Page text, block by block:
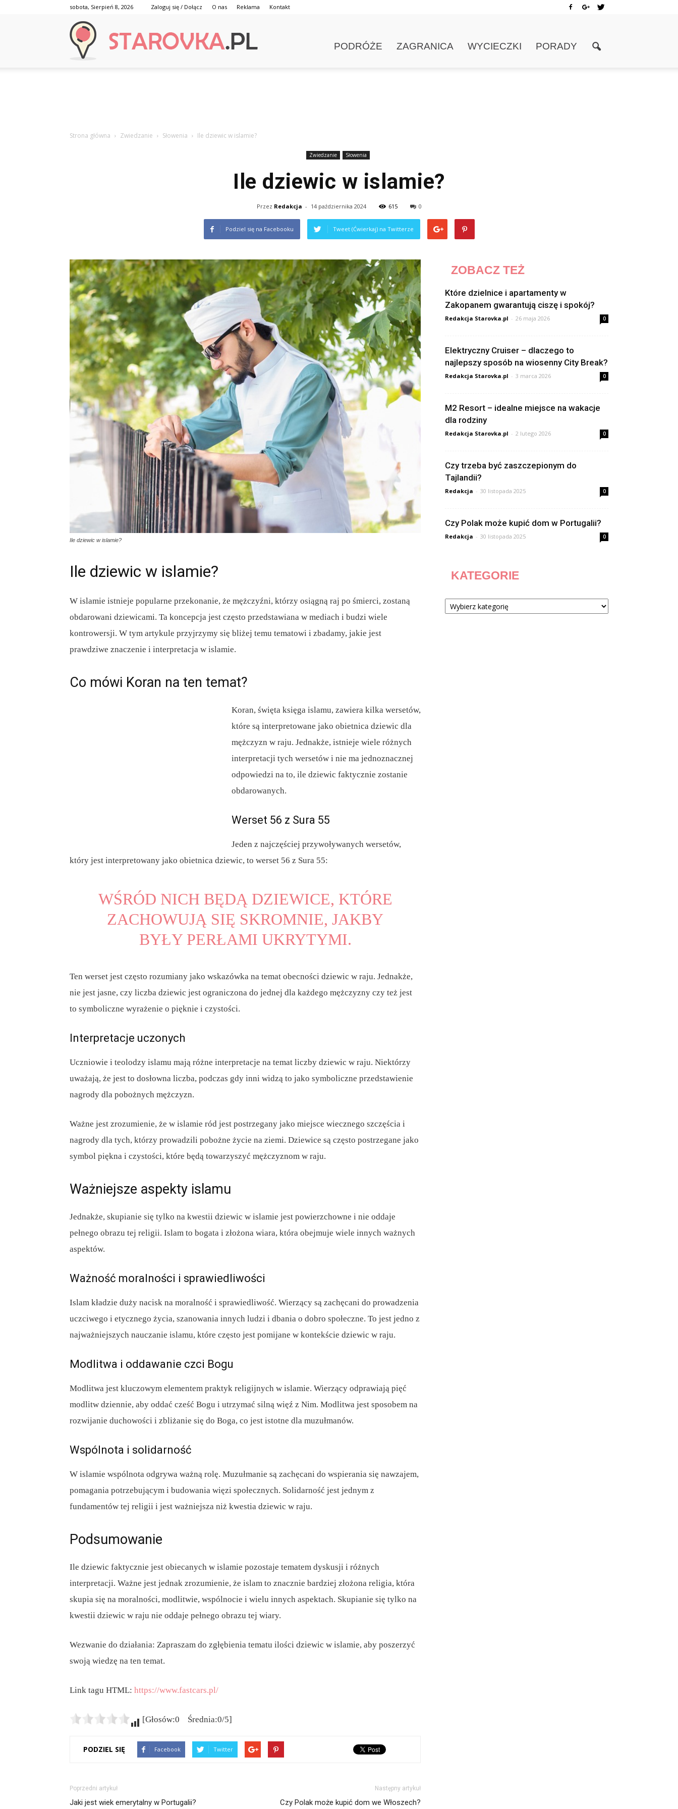
sobota, Sierpień 8, 2026 Zaloguj się / Dołącz O nas Reklama Kontakt
PODRÓŻE ZAGRANICA WYCIECZKI PORADY
Strona główna Zwiedzanie Słowenia Ile dziewic w islamie?
Zwiedzanie Słowenia
Ile dziewic w islamie?
Przez Redakcja - 14 października 2024 615 0
Podziel się na Facebooku Tweet (Ćwierkaj) na Twitterze
Ile dziewic w islamie?
Ile dziewic w islamie?
W islamie istnieje popularne przekonanie, że mężczyźni, którzy osiągną raj po śmierci, zostaną
obdarowani dziewicami. Ta koncepcja jest często przedstawiana w mediach i budzi wiele
kontrowersji. W tym artykule przyjrzymy się bliżej temu tematowi i zbadamy, jakie jest
prawdziwe znaczenie i interpretacja w islamie.
Co mówi Koran na ten temat?
Koran, święta księga islamu, zawiera kilka wersetów,
które są interpretowane jako obietnica dziewic dla
mężczyzn w raju. Jednakże, istnieje wiele różnych
interpretacji tych wersetów i nie ma jednoznacznej
odpowiedzi na to, ile dziewic faktycznie zostanie
obdarowanych.
Werset 56 z Sura 55
Jeden z najczęściej przywoływanych wersetów,
który jest interpretowany jako obietnica dziewic, to werset 56 z Sura 55:
WŚRÓD NICH BĘDĄ DZIEWICE, KTÓRE
ZACHOWUJĄ SIĘ SKROMNIE, JAKBY
BYŁY PERŁAMI UKRYTYMI.
Ten werset jest często rozumiany jako wskazówka na temat obecności dziewic w raju. Jednakże,
nie jest jasne, czy liczba dziewic jest ograniczona do jednej dla każdego mężczyzny czy też jest
to symboliczne wyrażenie o pięknie i czystości.
Interpretacje uczonych
Uczniowie i teolodzy islamu mają różne interpretacje na temat liczby dziewic w raju. Niektórzy
uważają, że jest to dosłowna liczba, podczas gdy inni widzą to jako symboliczne przedstawienie
nagrody dla pobożnych mężczyzn.
Ważne jest zrozumienie, że w islamie ród jest postrzegany jako miejsce wiecznego szczęścia i
nagrody dla tych, którzy prowadzili pobożne życie na ziemi. Dziewice są często postrzegane jako
symbol piękna i czystości, które będą towarzyszyć mężczyznom w raju.
Ważniejsze aspekty islamu
Jednakże, skupianie się tylko na kwestii dziewic w islamie jest powierzchowne i nie oddaje
pełnego obrazu tej religii. Islam to bogata i złożona wiara, która obejmuje wiele innych ważnych
aspektów.
Ważność moralności i sprawiedliwości
Islam kładzie duży nacisk na moralność i sprawiedliwość. Wierzący są zachęcani do prowadzenia
uczciwego i etycznego życia, szanowania innych ludzi i dbania o dobro społeczne. To jest jedno z
najważniejszych nauczanie islamu, które często jest pomijane w kontekście dziewic w raju.
Modlitwa i oddawanie czci Bogu
Modlitwa jest kluczowym elementem praktyk religijnych w islamie. Wierzący odprawiają pięć
modlitw dziennie, aby oddać cześć Bogu i utrzymać silną więź z Nim. Modlitwa jest sposobem na
rozwijanie duchowości i zbliżanie się do Boga, co jest istotne dla muzułmanów.
Wspólnota i solidarność
W islamie wspólnota odgrywa ważną rolę. Muzułmanie są zachęcani do wspierania się nawzajem,
pomagania potrzebującym i budowania więzi społecznych. Solidarność jest jednym z
fundamentów tej religii i jest ważniejsza niż kwestia dziewic w raju.
Podsumowanie
Ile dziewic faktycznie jest obiecanych w islamie pozostaje tematem dyskusji i różnych
interpretacji. Ważne jest jednak zrozumienie, że islam to znacznie bardziej złożona religia, która
skupia się na moralności, modlitwie, wspólnocie i wielu innych aspektach. Skupianie się tylko na
kwestii dziewic w raju nie oddaje pełnego obrazu tej wiary.
Wezwanie do działania: Zapraszam do zgłębienia tematu ilości dziewic w islamie, aby poszerzyć
swoją wiedzę na ten temat.
Link tagu HTML: https://www.fastcars.pl/
[Głosów:0 Średnia:0/5]
PODZIEL SIĘ Facebook Twitter
Poprzedni artykuł
Jaki jest wiek emerytalny w Portugalii?
Następny artykuł
Czy Polak może kupić dom we Włoszech?
ZOBACZ TEŻ
Które dzielnice i apartamenty w
Zakopanem gwarantują ciszę i spokój?
Redakcja Starovka.pl - 26 maja 2026 0
Elektryczny Cruiser – dlaczego to
najlepszy sposób na wiosenny City Break?
Redakcja Starovka.pl - 3 marca 2026 0
M2 Resort – idealne miejsce na wakacje
dla rodziny
Redakcja Starovka.pl - 2 lutego 2026 0
Czy trzeba być zaszczepionym do
Tajlandii?
Redakcja - 30 listopada 2025 0
Czy Polak może kupić dom w Portugalii?
Redakcja - 30 listopada 2025 0
KATEGORIE
Kategorie